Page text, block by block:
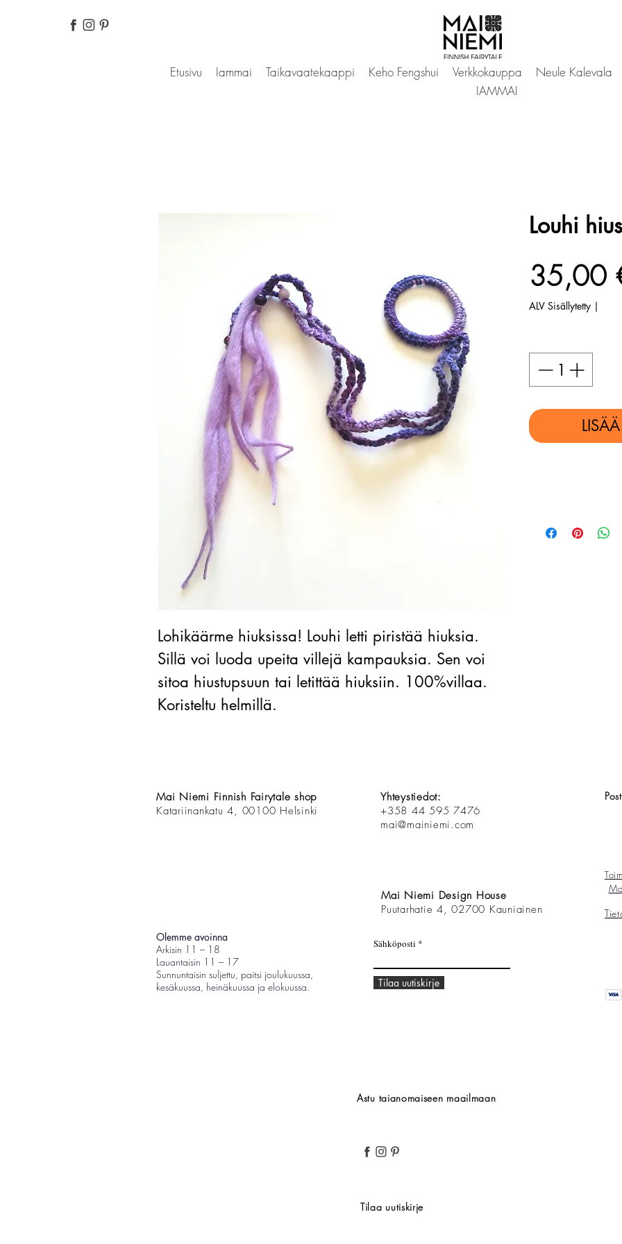
Etusivu Iammai Taikavaatekaappi Keho Fengshui Verkkokauppa Neule Kalevala
IAMMAI
Lohikäärme hiuksissa! Louhi letti piristää hiuksia.
Sillä voi luoda upeita villejä kampauksia. Sen voi
sitoa hiustupsuun tai letittää hiuksiin. 100%villaa.
Koristeltu helmillä.
Louhi
35,00
ALV Sisällytetty |
Mai Niemi Finnish Fairytale shop
Katariinankatu 4, 00100 Helsinki
Yhteystiedot:
+358 44 595 7476
mai@mainiemi.com
Mai Niemi Design House
Puutarhatie 4, 02700 Kauniainen
Olemme avoinna
Arkisin 11 – 18
Lauantaisin 11 – 17
Sunnuntaisin suljettu, paitsi joulukuussa,
kesäkuussa, heinäkuussa ja elokuussa.
Sähköposti
Tilaa uutiskirje
Astu taianomaiseen maailmaan
Tilaa uutiskirje